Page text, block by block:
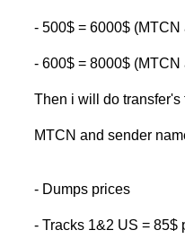
- 500$ = 6000$
- 600$ = 8000$
Then i will do transfer's
MTCN and sender
- Dumps prices
- Tracks 1&2 US = 85$